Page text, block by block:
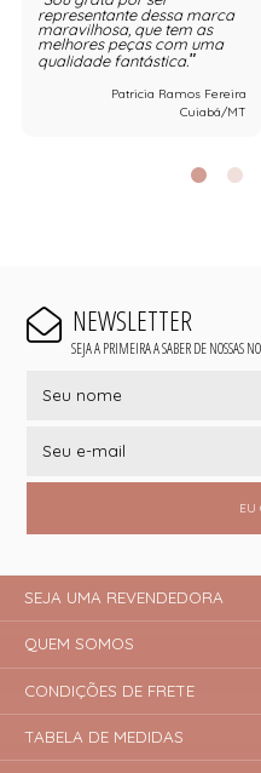
representante dessa marca
maravilhosa, que tem as
melhores peças com uma
qualidade fantástica.
Patricia Ramos Fereira
Cuiabá/MT
NEWSLETTER
SEJA A PRIMEIRA A SABER DE NOSSAS
EU
SEJA UMA REVENDEDORA
QUEM SOMOS
CONDIÇÕES DE FRETE
TABELA DE MEDIDAS